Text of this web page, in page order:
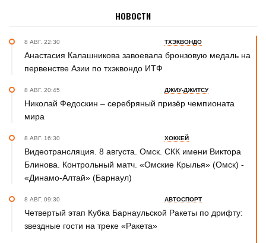
НОВОСТИ
8 АВГ. 22:30 ТХЭКВОНДО
Анастасия Калашникова завоевала бронзовую медаль на
первенстве Азии по тхэквондо ИТФ
8 АВГ. 20:45 ДЖИУ-ДЖИТСУ
Николай Федоскин – серебряный призёр чемпионата
мира
8 АВГ. 16:30 ХОККЕЙ
Видеотрансляция. 8 августа. Омск. СКК имени Виктора
Блинова. Контрольный матч. «Омские Крылья» (Омск) -
«Динамо-Алтай» (Барнаул)
8 АВГ. 09:30 АВТОСПОРТ
Четвертый этап Кубка Барнаульской Ракеты по дрифту:
звездные гости на треке «Ракета»